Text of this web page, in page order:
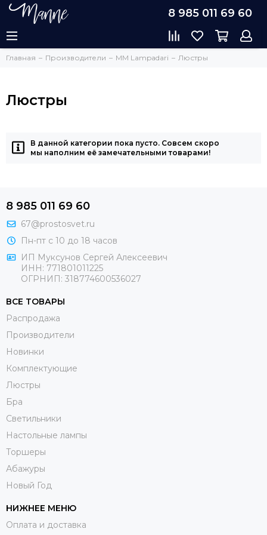
8 985 011 69 60
Главная Производители MM Lampadari Люстры
Люстры
В данной категории пока пусто. Совсем скоро
мы наполним её замечательными товарами!
8 985 011 69 60
67@prostosvet.ru
Пн-пт с 10 до 18 часов
ИП Муксунов Сергей Алексеевич
ИНН: 771801011225
ОГРНИП: 318774600536027
ВСЕ ТОВАРЫ
Распродажа
Производители
Новинки
Комплектующие
Люстры
Бра
Светильники
Настольные лампы
Торшеры
Абажуры
Новый Год
НИЖНЕЕ МЕНЮ
Оплата и доставка